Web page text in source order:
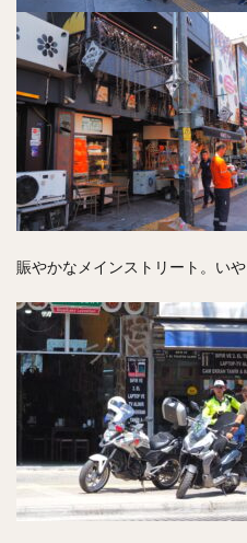
賑やかなメインストリート。いや